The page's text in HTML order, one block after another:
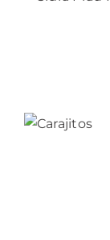
CARRITO